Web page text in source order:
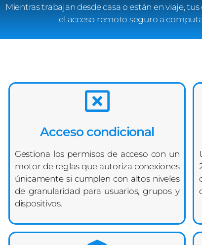
Mientras trabajan desde casa o están en viaje,
el acceso remoto seguro a
Acceso condicional
Gestiona los permisos de acceso con un
motor de reglas que autoriza conexiones
únicamente si cumplen con altos niveles
de granularidad para usuarios, grupos y
dispositivos.